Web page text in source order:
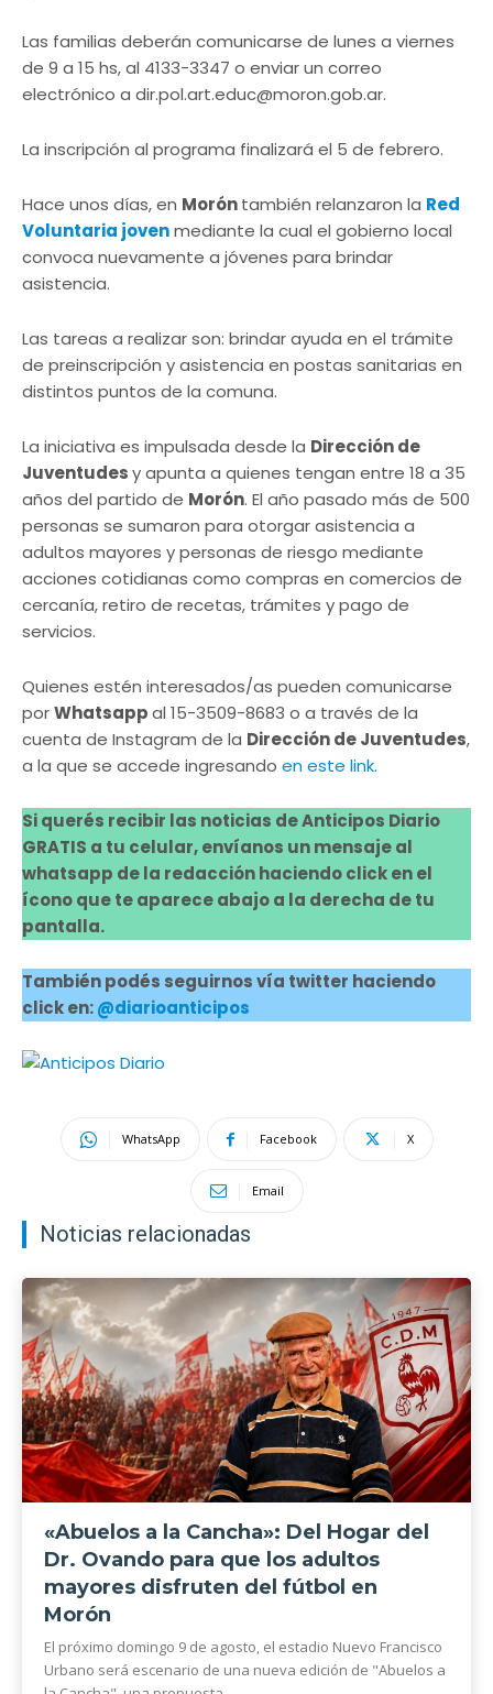
Las familias deberán comunicarse de lunes a viernes
de 9 a 15 hs, al 4133-3347 o enviar un correo
electrónico a dir.pol.art.educ@moron.gob.ar.
La inscripción al programa finalizará el 5 de febrero.
Hace unos días, en Moróntambién relanzaron la Red
Voluntaria jovenmediante la cual el gobierno local
convoca nuevamente a jóvenes para brindar
asistencia.
Las tareas a realizar son: brindar ayuda en el trámite
de preinscripción y asistencia en postas sanitarias en
distintos puntos de la comuna.
La iniciativa es impulsada desde la Dirección de
Juventudesy apunta a quienes tengan entre 18 a 35
años del partido de Morón. El año pasado más de 500
personas se sumaron para otorgar asistencia a
adultos mayores y personas de riesgo mediante
acciones cotidianas como compras en comercios de
cercanía, retiro de recetas, trámites y pago de
servicios.
Quienes estén interesados/as pueden comunicarse
porWhatsappal 15-3509-8683 o a través de la
cuenta de Instagram de la Dirección de Juventudes,
a la que se accede ingresando en este link.
Si querés recibir las noticias de Anticipos Diario
GRATIS a tu celular, envíanos un mensaje al
whatsapp de la redacción haciendo click en el
ícono que te aparece abajo a la derecha de tu
pantalla.
También podés seguirnos vía twitter haciendo
click en:@diarioanticipos
WhatsApp Facebook X
Email
Noticias relacionadas
«Abuelos a la Cancha»: Del Hogar del
Dr. Ovando para que los adultos
mayores disfruten del fútbol en
Morón
El próximo domingo 9 de agosto, el estadio Nuevo Francisco
Urbano será escenario de una nueva edición de "Abuelos a